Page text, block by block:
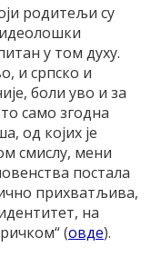
родитељи су
у том духу.
и српско и
боли уво и за
само згодна
од којих је
смислу, мени
постала
прихватљива,
на
(овде).